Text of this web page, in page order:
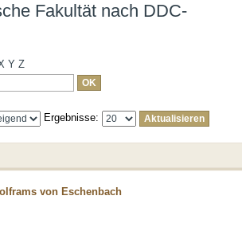
Fakultät nach DDC-
Y Z
Ergebnisse:
von Eschenbach